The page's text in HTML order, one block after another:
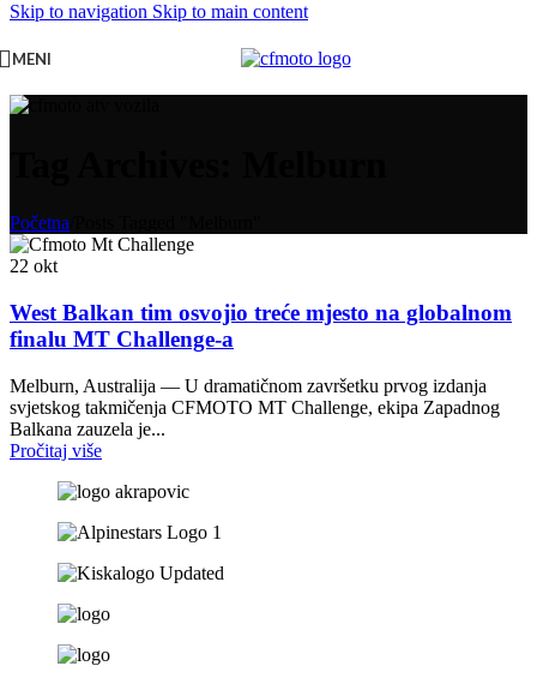
Skip to navigation Skip to main content
MENI
Početna
22 okt
West Balkan tim osvojio treće mjesto na globalnom
finalu MT Challenge-a
Melburn, Australija — U dramatičnom završetku prvog izdanja
svjetskog takmičenja CFMOTO MT Challenge, ekipa Zapadnog
Balkana zauzela je...
Pročitaj više